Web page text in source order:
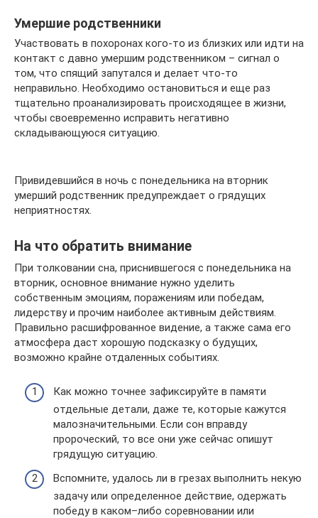
Умершие родственники
Участвовать в похоронах кого-то из близких или идти на
контакт с давно умершим родственником – сигнал о
том, что спящий запутался и делает что-то
неправильно. Необходимо остановиться и еще раз
тщательно проанализировать происходящее в жизни,
чтобы своевременно исправить негативно
складывающуюся ситуацию.
Привидевшийся в ночь с понедельника на вторник
умерший родственник предупреждает о грядущих
неприятностях.
На что обратить внимание
При толковании сна, приснившегося с понедельника на
вторник, основное внимание нужно уделить
собственным эмоциям, поражениям или победам,
лидерству и прочим наиболее активным действиям.
Правильно расшифрованное видение, а также сама его
атмосфера даст хорошую подсказку о будущих,
возможно крайне отдаленных событиях.
Как можно точнее зафиксируйте в памяти
отдельные детали, даже те, которые кажутся
малозначительными. Если сон вправду
пророческий, то все они уже сейчас опишут
грядущую ситуацию.
Вспомните, удалось ли в грезах выполнить некую
задачу или определенное действие, одержать
победу в каком–либо соревновании или